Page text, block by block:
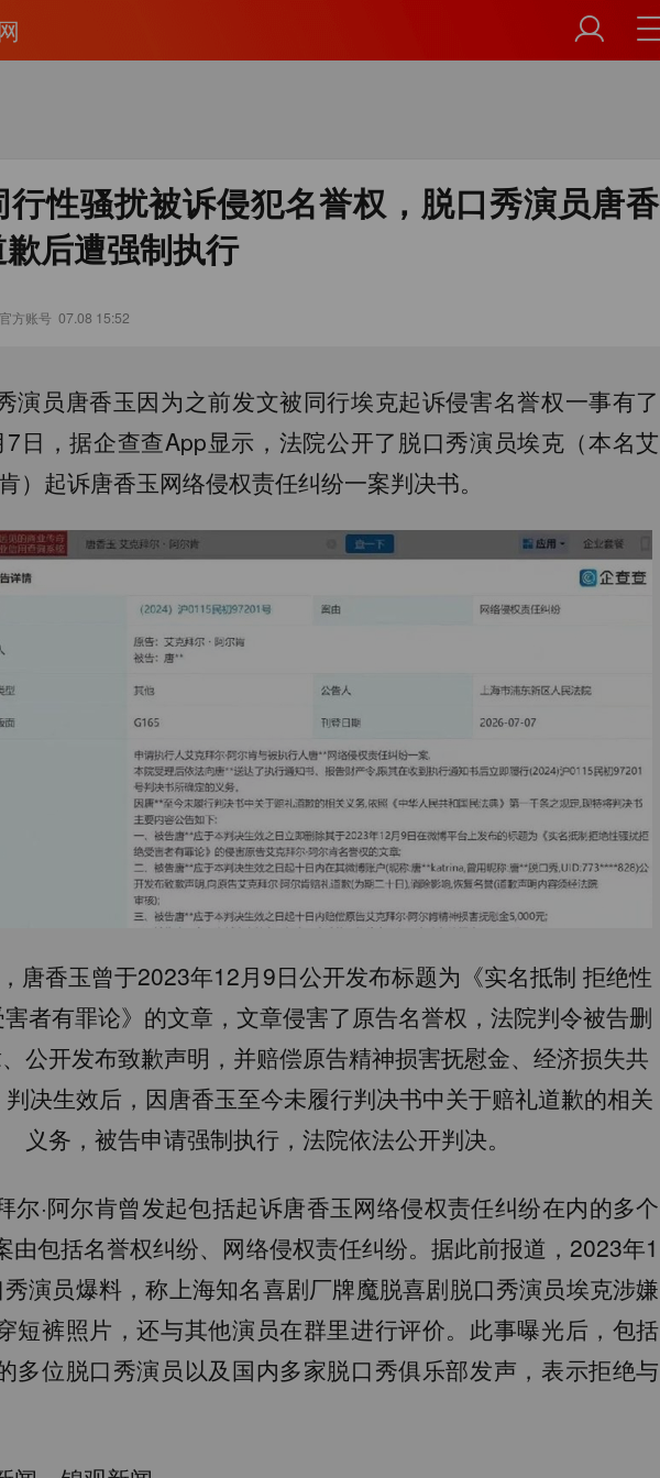
行性骚扰被诉侵犯名誉权，脱口秀演员唐香
后遭强制执行
方账号 07.08 15:52
演员唐香玉因为之前发文被同行埃克起诉侵害名誉权一事有了
日，据企查查App显示，法院公开了脱口秀演员埃克（本名艾
）起诉唐香玉网络侵权责任纠纷一案判决书。
唐香玉曾于2023年12月9日公开发布标题为《实名抵制 拒绝性
者有罪论》的文章，文章侵害了原告名誉权，法院判令被告删
公开发布致歉声明，并赔偿原告精神损害抚慰金、经济损失共
决生效后，因唐香玉至今未履行判决书中关于赔礼道歉的相关
义务，被告申请强制执行，法院依法公开判决。
尔·阿尔肯曾发起包括起诉唐香玉网络侵权责任纠纷在内的多个
由包括名誉权纠纷、网络侵权责任纠纷。据此前报道，2023年1
演员爆料，称上海知名喜剧厂牌魔脱喜剧脱口秀演员埃克涉嫌
短裤照片，还与其他演员在群里进行评价。此事曝光后，包括
多位脱口秀演员以及国内多家脱口秀俱乐部发声，表示拒绝与